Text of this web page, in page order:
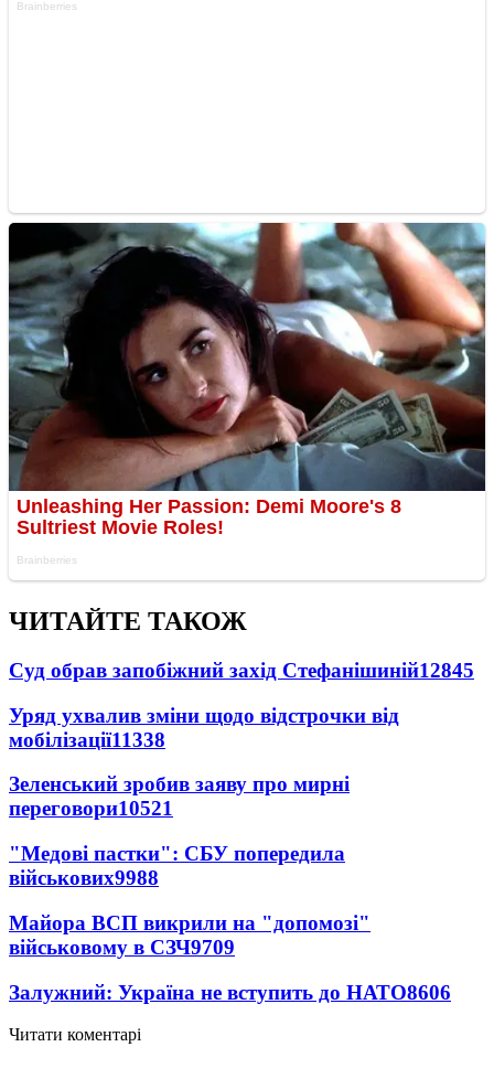
ЧИТАЙТЕ ТАКОЖ
Суд обрав запобіжний захід Стефанішиній12845
Уряд ухвалив зміни щодо відстрочки від
мобілізації11338
Зеленський зробив заяву про мирні
переговори10521
"Медові пастки": СБУ попередила
військових9988
Майора ВСП викрили на "допомозі"
військовому в СЗЧ9709
Залужний: Україна не вступить до НАТО8606
Читати коментарі